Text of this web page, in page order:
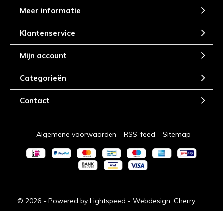
Meer informatie
Klantenservice
Mijn account
Categorieën
Contact
© 2026 - Powered by Lightspeed - Webdesign: Cherry.
Algemene voorwaarden RSS-feed Sitemap